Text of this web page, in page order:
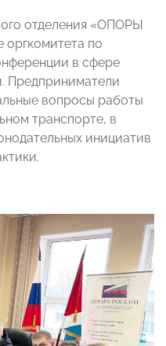
отделения «ОПОРЫ
по
в сфере
Предприниматели
вопросы работы
транспорте, в
инициатив